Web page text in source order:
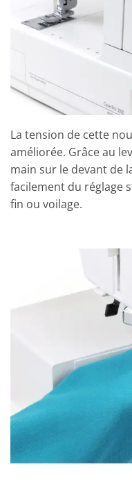
La tension de cette
améliorée. Grâce au
main sur le devant de
facilement du réglage
fin ou voilage.